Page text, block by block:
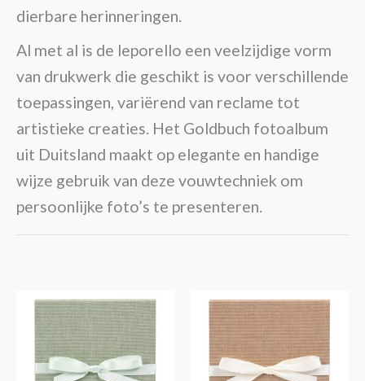
dierbare herinneringen.
Al met al is de leporello een veelzijdige vorm
van drukwerk die geschikt is voor verschillende
toepassingen, variërend van reclame tot
artistieke creaties. Het Goldbuch fotoalbum
uit Duitsland maakt op elegante en handige
wijze gebruik van deze vouwtechniek om
persoonlijke foto’s te presenteren.